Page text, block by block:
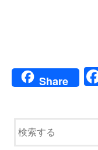
Share